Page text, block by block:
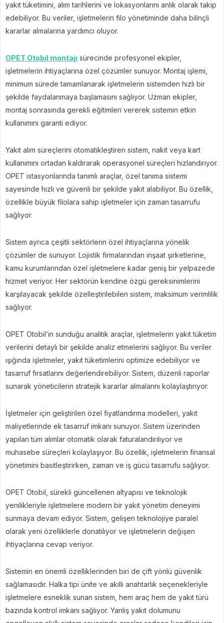
yakıt tüketimini, alım tarihlerini ve lokasyonlarını anlık olarak takip
edebiliyor. Bu veriler, işletmelerin filo yönetiminde daha bilinçli
kararlar almalarına yardımcı oluyor.
OPET Otobil montajı sürecinde profesyonel ekipler,
işletmelerin ihtiyaçlarına özel çözümler sunuyor. Montaj işlemi,
minimum sürede tamamlanarak işletmelerin sistemden hızlı bir
şekilde faydalanmaya başlamasını sağlıyor. Uzman ekipler,
montaj sonrasında gerekli eğitimleri vererek sistemin etkin
kullanımını garanti ediyor.
Yakıt alım süreçlerini otomatikleştiren sistem, nakit veya kart
kullanımını ortadan kaldırarak operasyonel süreçleri hızlandırıyor.
OPET istasyonlarında tanımlı araçlar, özel tanıma sistemi
sayesinde hızlı ve güvenli bir şekilde yakıt alabiliyor. Bu özellik,
özellikle büyük filolara sahip işletmeler için zaman tasarrufu
sağlıyor.
Sistem ayrıca çeşitli sektörlerin özel ihtiyaçlarına yönelik
çözümler de sunuyor. Lojistik firmalarından inşaat şirketlerine,
kamu kurumlarından özel işletmelere kadar geniş bir yelpazede
hizmet veriyor. Her sektörün kendine özgü gereksinimlerini
karşılayacak şekilde özelleştirilebilen sistem, maksimum verimlilik
sağlıyor.
OPET Otobil’in sunduğu analitik araçlar, işletmelerin yakıt tüketim
verilerini detaylı bir şekilde analiz etmelerini sağlıyor. Bu veriler
ışığında işletmeler, yakıt tüketimlerini optimize edebiliyor ve
tasarruf fırsatlarını değerlendirebiliyor. Sistem, düzenli raporlar
sunarak yöneticilerin stratejik kararlar almalarını kolaylaştırıyor.
İşletmeler için geliştirilen özel fiyatlandırma modelleri, yakıt
maliyetlerinde ek tasarruf imkanı sunuyor. Sistem üzerinden
yapılan tüm alımlar otomatik olarak faturalandırılıyor ve
muhasebe süreçleri kolaylaşıyor. Bu özellik, işletmelerin finansal
yönetimini basitleştirirken, zaman ve iş gücü tasarrufu sağlıyor.
OPET Otobil, sürekli güncellenen altyapısı ve teknolojik
yenilikleriyle işletmelere modern bir yakıt yönetim deneyimi
sunmaya devam ediyor. Sistem, gelişen teknolojiye paralel
olarak yeni özelliklerle donatılıyor ve işletmelerin değişen
ihtiyaçlarına cevap veriyor.
Sistemin en önemli özelliklerinden biri de çift yönlü güvenlik
sağlamasıdır. Halka tipi ünite ve akıllı anahtarlık seçenekleriyle
işletmelere esneklik sunan sistem, hem araç hem de yakıt türü
bazında kontrol imkanı sağlıyor. Yanlış yakıt dolumunu